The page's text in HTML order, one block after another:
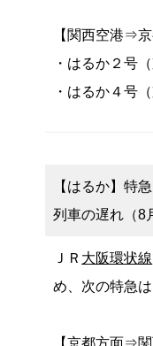
【関西空港⇒京
・はるか２号
・はるか４号
【はるか】
列車の遅れ（8
ＪＲ 大阪環状線
め、次の特急
【京都方面⇒関